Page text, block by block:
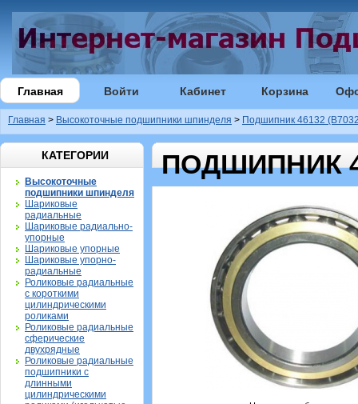
Главная Войти Кабинет Корзина
Главная > Высокоточные подшипники шпинделя > Подшипник 46132
КАТЕГОРИИ
Высокоточные
подшипники шпинделя
Шариковые
радиальные
Шариковые радиально-
упорные
Шариковые упорные
Шариковые упорно-
радиальные
Роликовые радиальные
с короткими
цилиндрическими
роликами
Роликовые радиальные
сферические
двухрядные
Роликовые радиальные
подшипники с
длинными
цилиндрическими
ПОДШИПНИК